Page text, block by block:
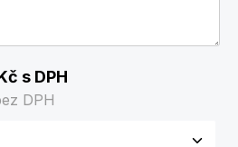
s DPH
DPH
Zadejte požadované